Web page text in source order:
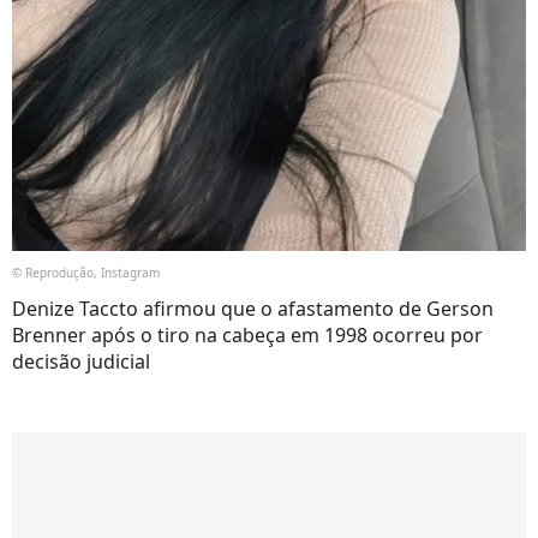
© Reprodução, Instagram
Denize Taccto afirmou que o afastamento de Gerson
Brenner após o tiro na cabeça em 1998 ocorreu por
decisão judicial